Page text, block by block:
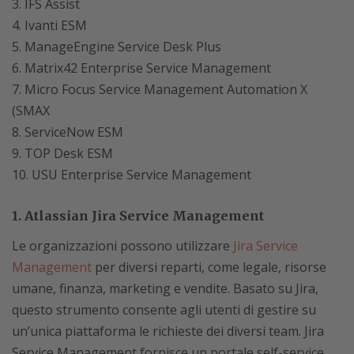
IFS Assist
Ivanti ESM
ManageEngine Service Desk Plus
Matrix42 Enterprise Service Management
Micro Focus Service Management Automation X
(SMAX
ServiceNow ESM
TOP Desk ESM
USU Enterprise Service Management
1. Atlassian Jira Service Management
Le organizzazioni possono utilizzare Jira Service
Management per diversi reparti, come legale, risorse
umane, finanza, marketing e vendite. Basato su Jira,
questo strumento consente agli utenti di gestire su
un’unica piattaforma le richieste dei diversi team. Jira